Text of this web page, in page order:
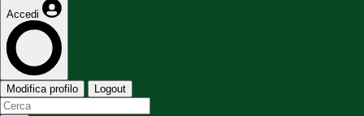
Accedi
Modifica profilo Logout